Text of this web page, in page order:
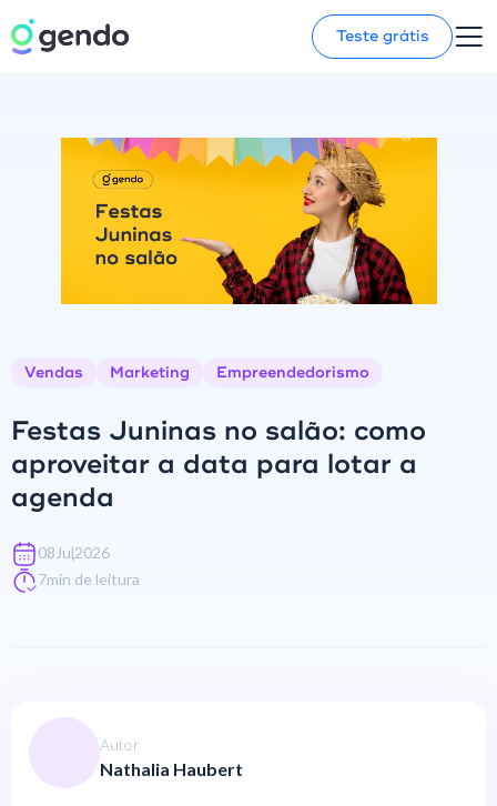
Teste grátis
Vendas Marketing Empreendedorismo
Festas Juninas no salão: como
aproveitar a data para lotar a
agenda
08 Jul,2026
7min de leitura
Autor
Nathalia Haubert